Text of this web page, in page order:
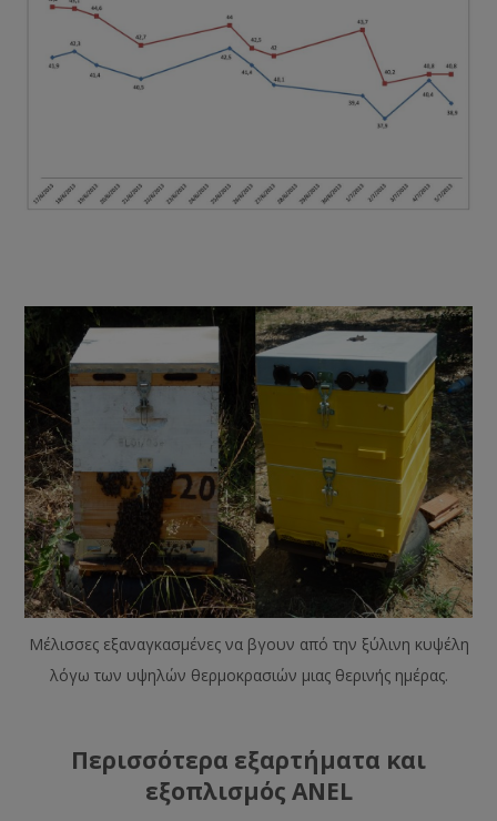
Μέλισσες εξαναγκασμένες να βγουν από την ξύλινη κυψέλη
λόγω των υψηλών θερμοκρασιών μιας θερινής ημέρας.
Περισσότερα εξαρτήματα και
εξοπλισμός ANEL